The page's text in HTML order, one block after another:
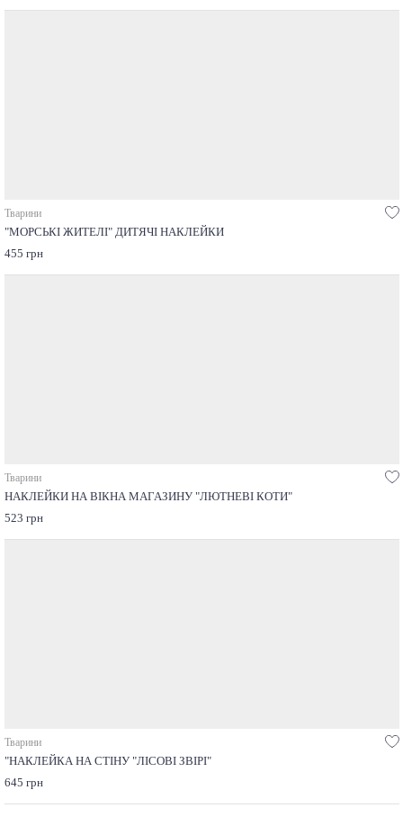
Тварини
"МОРСЬКІ ЖИТЕЛІ" ДИТЯЧІ НАКЛЕЙКИ
455 грн
Тварини
НАКЛЕЙКИ НА ВІКНА МАГАЗИНУ "ЛЮТНЕВІ КОТИ"
523 грн
Тварини
"НАКЛЕЙКА НА СТІНУ "ЛІСОВІ ЗВІРІ"
645 грн